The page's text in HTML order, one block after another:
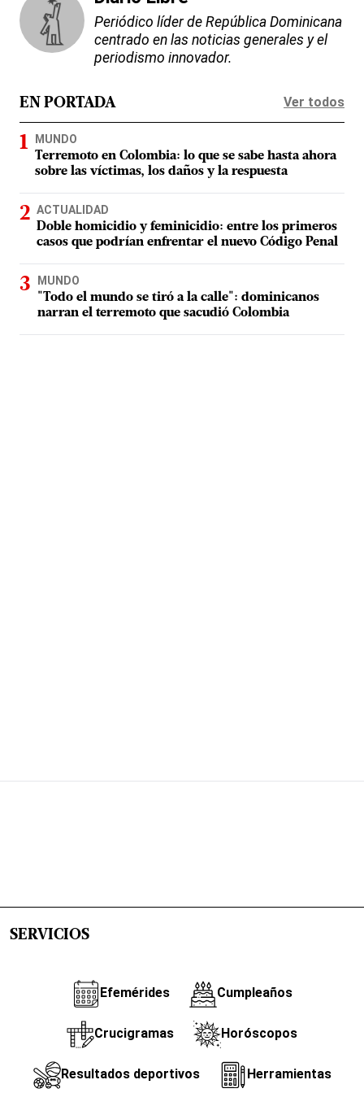
Periódico líder de República Dominicana
centrado en las noticias generales y el
periodismo innovador.
EN PORTADA Ver todos
MUNDO
Terremoto en Colombia: lo que se sabe hasta ahora
sobre las víctimas, los daños y la respuesta
ACTUALIDAD
Doble homicidio y feminicidio: entre los primeros
casos que podrían enfrentar el nuevo Código Penal
MUNDO
"Todo el mundo se tiró a la calle": dominicanos
narran el terremoto que sacudió Colombia
SERVICIOS
Efemérides Cumpleaños
Crucigramas Horóscopos
Resultados deportivos Herramientas